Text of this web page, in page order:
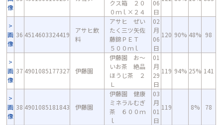
像
クス箱 ２０
０ｍｌ×２４
06
日
画
像
36 4514603324419
アサヒ飲
料
アサヒ ぜい
たく三ツ矢佐
藤錦ＰＥＴ
５００ｍｌ
02
月
06
日
120 90% 48% 98
画
像
37 4901085177327 伊藤園
伊藤園 お～
いお茶 絶品
ほうじ茶 ２
Ｌ
01
月
29
日
119 94% 25% 141
画
像
38 4901085181843 伊藤園
伊藤園 健康
ミネラルむぎ
茶 ６００ｍ
ｌ
03
月
01
日
119 8% 78